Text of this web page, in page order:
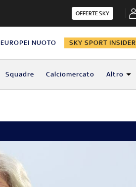
OFFERTE SKY
EUROPEI NUOTO SKY SPORT INSIDER
Squadre Calciomercato Altro